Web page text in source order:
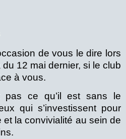
de vous le dire lors
12 mai dernier, si le club
à vous.
pas ce qu’il est sans le
qui s’investissent pour
la convivialité au sein de